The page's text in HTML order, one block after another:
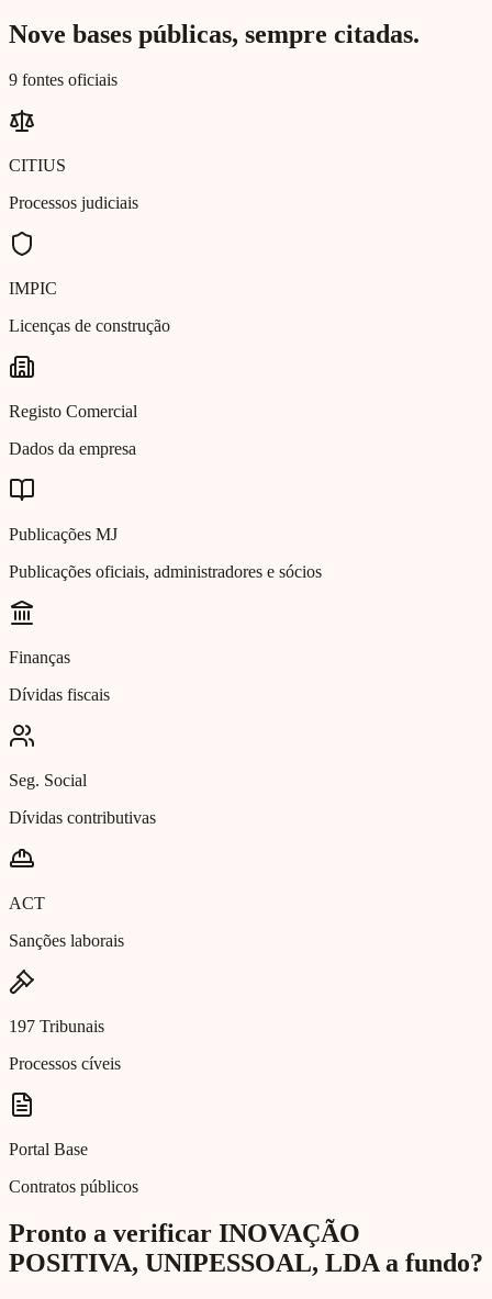
Nove bases públicas, sempre citadas.
9 fontes oficiais
CITIUS
Processos judiciais
IMPIC
Licenças de construção
Registo Comercial
Dados da empresa
Publicações MJ
Publicações oficiais, administradores e sócios
Finanças
Dívidas fiscais
Seg. Social
Dívidas contributivas
ACT
Sanções laborais
197 Tribunais
Processos cíveis
Portal Base
Contratos públicos
Pronto a verificar INOVAÇÃO
POSITIVA, UNIPESSOAL, LDA a fundo?